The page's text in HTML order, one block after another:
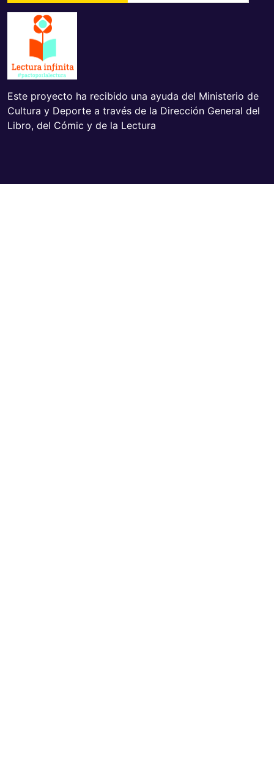
Este proyecto ha recibido una ayuda del Ministerio de
Cultura y Deporte a través de la Dirección General del
Libro, del Cómic y de la Lectura